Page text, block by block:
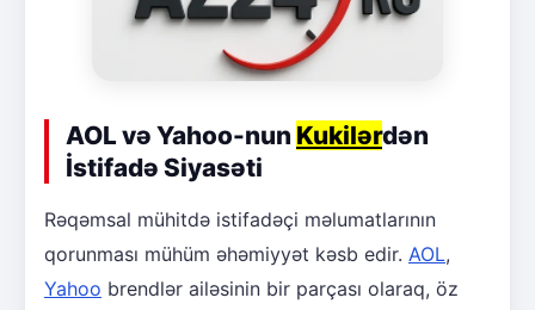
AOL və Yahoo-nun Kukilərdən
İstifadə Siyasəti
Rəqəmsal mühitdə istifadəçi məlumatlarının
qorunması mühüm əhəmiyyət kəsb edir. AOL,
Yahoo brendlər ailəsinin bir parçası olaraq, öz